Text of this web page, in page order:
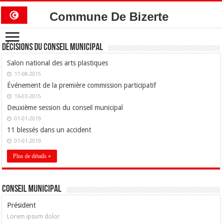
Commune De Bizerte
Décisions du conseil municipal
Salon national des arts plastiques
17-08-2015
Événement de la première commission participatif
16-03-2015
Deuxième session du conseil municipal
01-01-2019
11 blessés dans un accident
01-01-2019
Plus de détails »
Conseil Municipal
Président
Lorem ipsum dolor